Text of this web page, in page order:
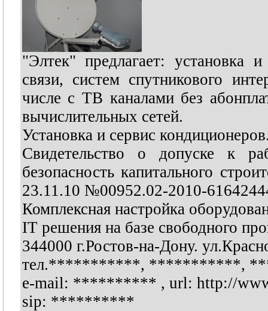
"Элтек" предлагает: установка
связи, систем спутникового
числе с ТВ каналами без
вычислительных сетей.
Установка и сервис
Свидетельство о допуске к
безопасность капитального
23.11.10 №00952.02-2010-
Комплексная настройка
IT решения на базе свободного
344000 г.Ростов-на-Дону.
тел.***********, ***********,
e-mail: ********** , url: http://
sip: **********